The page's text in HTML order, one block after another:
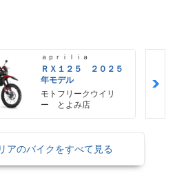
ａｐｒｉｌｉａ
ＲＸ１２５ ２０２５
年モデル
モトフリークウイリ
ー とよみ店
アのバイクをすべて見る